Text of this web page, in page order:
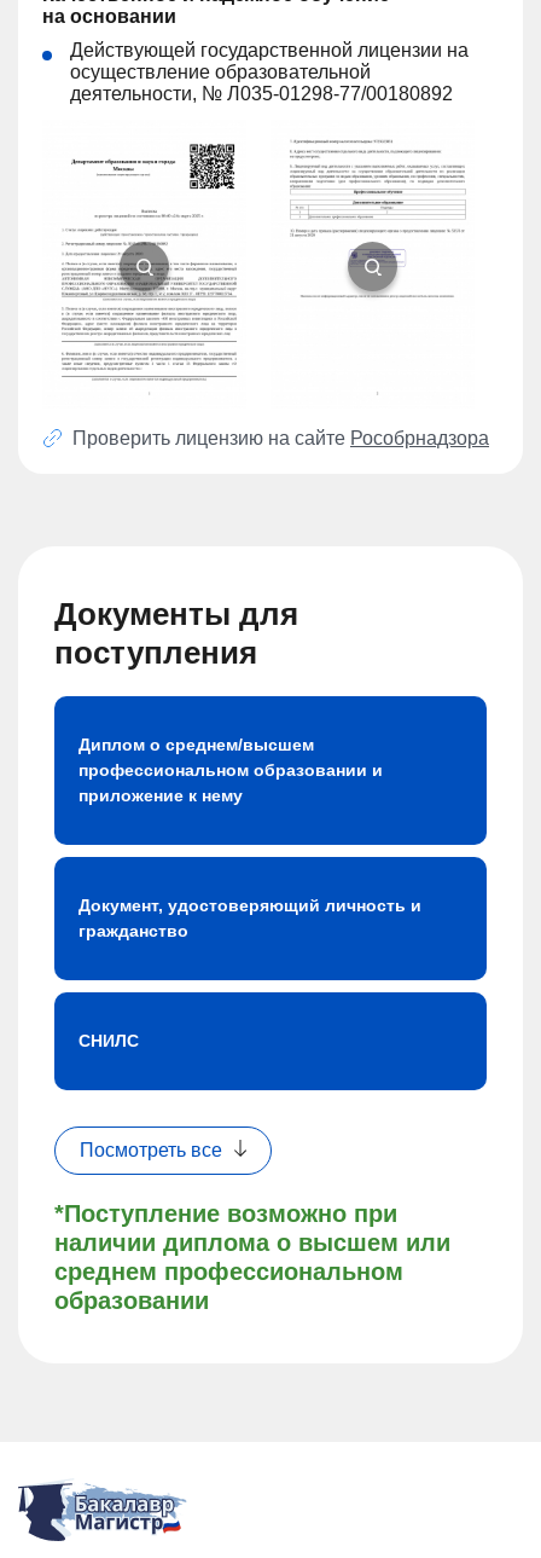
на основании
Действующей государственной лицензии на
осуществление образовательной
деятельности, № Л035-01298-77/00180892
Проверить лицензию на сайте Рособрнадзора
Документы для
поступления
*Поступление возможно при
наличии диплома о высшем или
среднем профессиональном
образовании
Диплом о среднем/высшем
профессиональном образовании и
приложение к нему
Документ, удостоверяющий личность и
гражданство
СНИЛС
Посмотреть все